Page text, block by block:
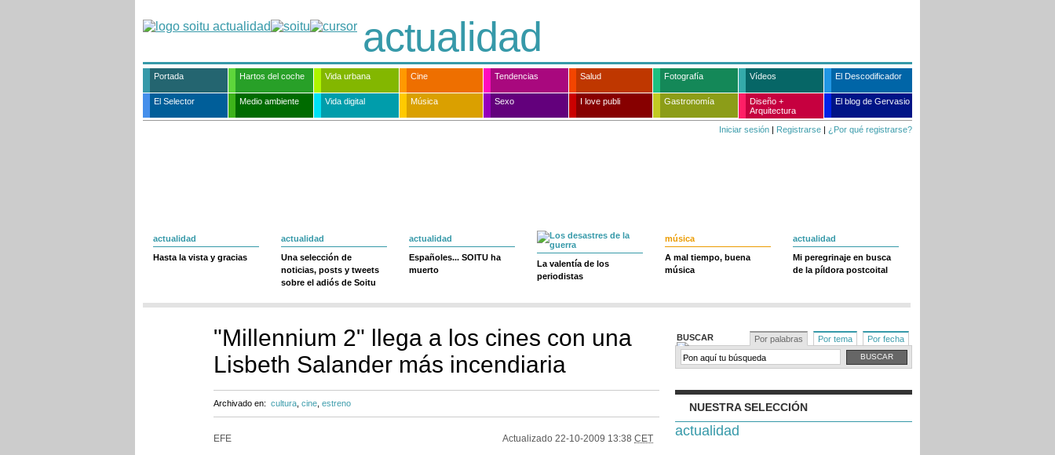
actualidad
Portada Hartos del coche Vida urbana Cine Tendencias Salud Fotografía Vídeos El Descodificador
El Selector Medio ambiente Vida digital Música Sexo I love publi Gastronomía
Diseño +
Arquitectura
El blog de Gervasio
Iniciar sesión | Registrarse | ¿Por qué registrarse?
actualidad
Hasta la vista y gracias
actualidad
Una selección de
noticias, posts y tweets
sobre el adiós de Soitu
actualidad
Españoles... SOITU ha
muerto
La valentía de los
periodistas
música
A mal tiempo, buena
música
actualidad
Mi peregrinaje en busca
de la píldora postcoital
"Millennium 2" llega a los cines con una
Lisbeth Salander más incendiaria
Archivado en: cultura cine estreno
EFE Actualizado 22-10-2009 13:38 CET
BUSCAR Por palabras Por tema Por fecha
NUESTRA SELECCIÓN
actualidad